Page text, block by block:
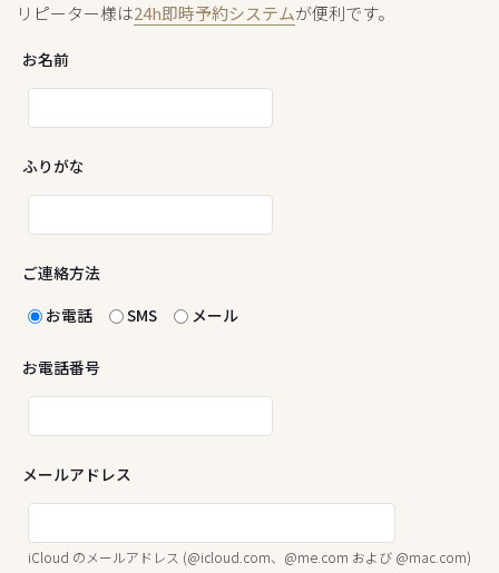
リピーター様は24h即時予約システムが便利です。
お名前
ふりがな
ご連絡方法
お電話
SMS メール
お電話番号
メールアドレス
iCloud のメールアドレス (@icloud.com、@me.com および @mac.com)